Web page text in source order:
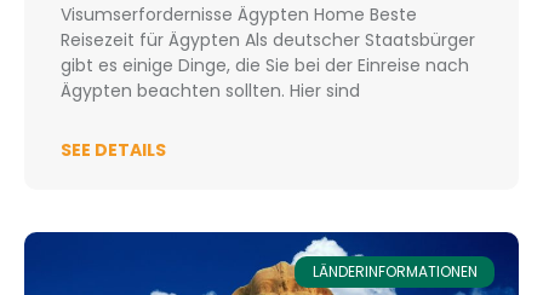
Visumserfordernisse Ägypten Home Beste
Reisezeit für Ägypten Als deutscher Staatsbürger
gibt es einige Dinge, die Sie bei der Einreise nach
Ägypten beachten sollten. Hier sind
SEE DETAILS
LÄNDERINFORMATIONEN